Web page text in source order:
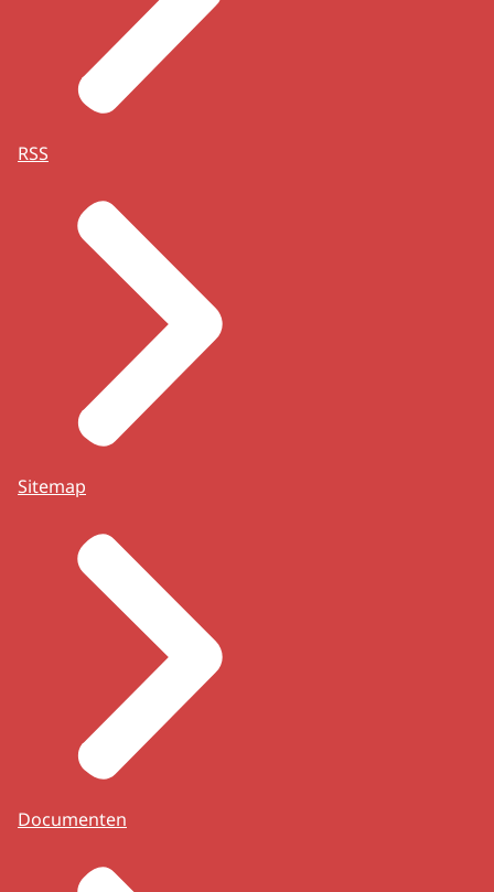
RSS
Sitemap
Documenten